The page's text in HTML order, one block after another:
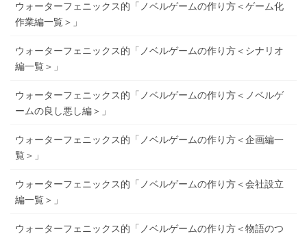
ウォーターフェニックス的「ノベルゲームの作り方＜ゲーム化
作業編一覧＞」
ウォーターフェニックス的「ノベルゲームの作り方＜シナリオ
編一覧＞」
ウォーターフェニックス的「ノベルゲームの作り方＜ノベルゲ
ームの良し悪し編＞」
ウォーターフェニックス的「ノベルゲームの作り方＜企画編一
覧＞」
ウォーターフェニックス的「ノベルゲームの作り方＜会社設立
編一覧＞」
ウォーターフェニックス的「ノベルゲームの作り方＜物語のつ